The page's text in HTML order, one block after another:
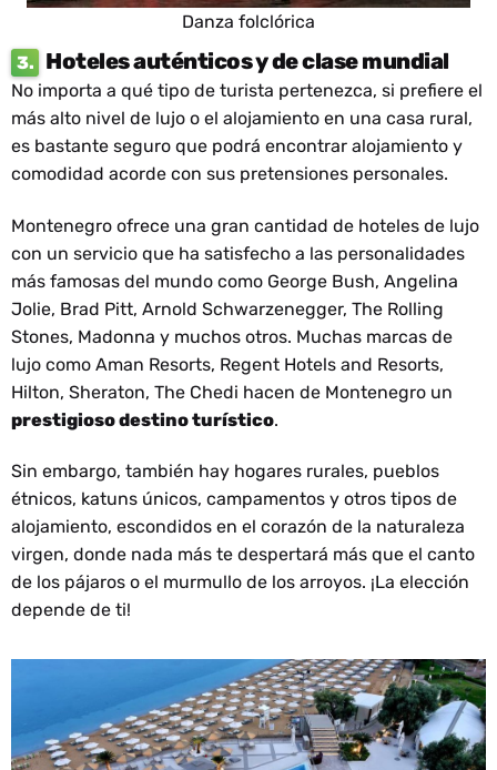
Danza folclórica
3.
Hoteles auténticos y de clase mundial
No importa a qué tipo de turista pertenezca, si prefiere el
más alto nivel de lujo o el alojamiento en una casa rural,
es bastante seguro que podrá encontrar alojamiento y
comodidad acorde con sus pretensiones personales.
Montenegro ofrece una gran cantidad de hoteles de lujo
con un servicio que ha satisfecho a las personalidades
más famosas del mundo como George Bush, Angelina
Jolie, Brad Pitt, Arnold Schwarzenegger, The Rolling
Stones, Madonna y muchos otros. Muchas marcas de
lujo como Aman Resorts, Regent Hotels and Resorts,
Hilton, Sheraton, The Chedi hacen de Montenegro un
prestigioso destino turístico.
Sin embargo, también hay hogares rurales, pueblos
étnicos, katuns únicos, campamentos y otros tipos de
alojamiento, escondidos en el corazón de la naturaleza
virgen, donde nada más te despertará más que el canto
de los pájaros o el murmullo de los arroyos. ¡La elección
depende de ti!